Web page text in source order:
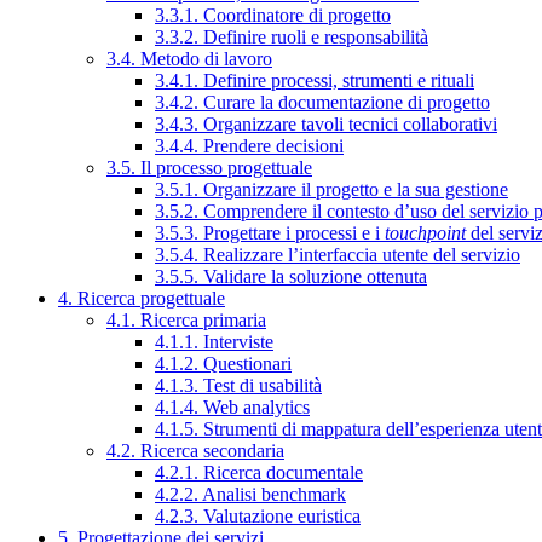
3.3.1. Coordinatore di progetto
3.3.2. Definire ruoli e responsabilità
3.4. Metodo di lavoro
3.4.1. Definire processi, strumenti e rituali
3.4.2. Curare la documentazione di progetto
3.4.3. Organizzare tavoli tecnici collaborativi
3.4.4. Prendere decisioni
3.5. Il processo progettuale
3.5.1. Organizzare il progetto e la sua gestione
3.5.2. Comprendere il contesto d’uso del servizio
3.5.3. Progettare i processi e i touchpointdel
3.5.4. Realizzare l’interfaccia utente del servizio
3.5.5. Validare la soluzione ottenuta
4. Ricerca progettuale
4.1. Ricerca primaria
4.1.1. Interviste
4.1.2. Questionari
4.1.3. Test di usabilità
4.1.4. Web analytics
4.1.5. Strumenti di mappatura dell’esperienza
4.2. Ricerca secondaria
4.2.1. Ricerca documentale
4.2.2. Analisi benchmark
4.2.3. Valutazione euristica
5. Progettazione dei servizi